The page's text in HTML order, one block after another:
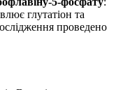
глутатіон та
проведено